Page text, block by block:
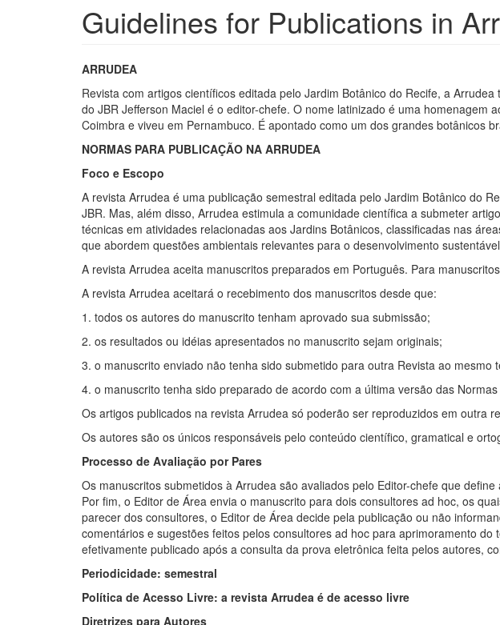
Guidelines for Publications in
ARRUDEA
Revista com artigos científicos editada pelo Jardim Botânico do Recife, a
do JBR Jefferson Maciel é o editor-chefe. O nome latinizado é uma
Coimbra e viveu em Pernambuco. É apontado como um dos grandes botânicos
NORMAS PARA PUBLICAÇÃO NA ARRUDEA
Foco e Escopo
A revista Arrudea é uma publicação semestral editada pelo Jardim Botânico do
JBR. Mas, além disso, Arrudea estimula a comunidade científica a submeter
técnicas em atividades relacionadas aos Jardins Botânicos, classificadas nas
que abordem questões ambientais relevantes para o desenvolvimento
A revista Arrudea aceita manuscritos preparados em Português. Para
A revista Arrudea aceitará o recebimento dos manuscritos desde que:
1. todos os autores do manuscrito tenham aprovado sua submissão;
2. os resultados ou idéias apresentados no manuscrito sejam originais;
3. o manuscrito enviado não tenha sido submetido para outra Revista ao mesmo
4. o manuscrito tenha sido preparado de acordo com a última versão das
Os artigos publicados na revista Arrudea só poderão ser reproduzidos em outra
Os autores são os únicos responsáveis pelo conteúdo científico, gramatical e
Processo de Avaliação por Pares
Os manuscritos submetidos à Arrudea são avaliados pelo Editor-chefe que
Por fim, o Editor de Área envia o manuscrito para dois consultores ad hoc, os
parecer dos consultores, o Editor de Área decide pela publicação ou não
comentários e sugestões feitos pelos consultores ad hoc para aprimoramento
efetivamente publicado após a consulta da prova eletrônica feita pelos autores,
Periodicidade: semestral
Política de Acesso Livre: a revista Arrudea é de acesso livre
Diretrizes para Autores